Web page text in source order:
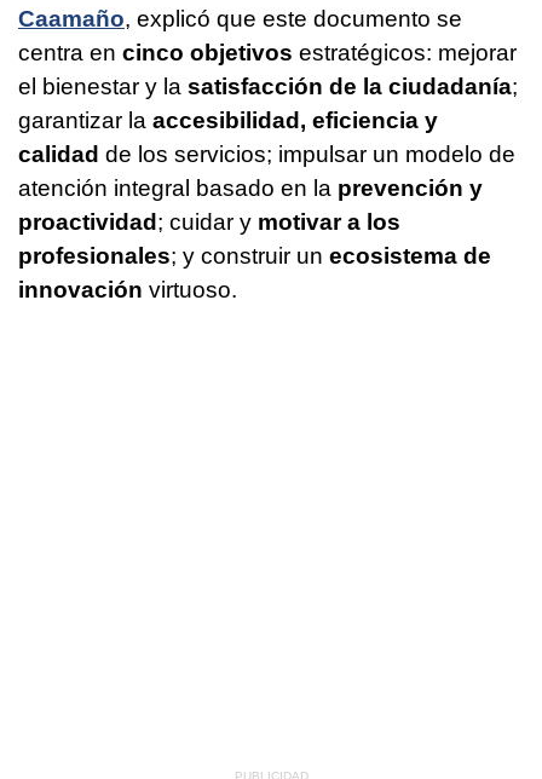
Caamaño, explicó que este documento se
centra en cinco objetivos estratégicos: mejorar
el bienestar y la satisfacción de la ciudadanía;
garantizar la accesibilidad, eficiencia y
calidad de los servicios; impulsar un modelo de
atención integral basado en la prevención y
proactividad ; cuidar y motivar a los
profesionales; y construir un ecosistema de
innovación virtuoso.